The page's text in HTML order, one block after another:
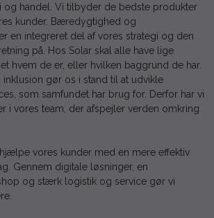
og handel. Vi tilbyder de bedste produkter
kunder. Bæredygtighed og
en integreret del af vores strategi og den
på. Hos Solar skal alle have lige
hvem de er, eller hvilken baggrund de har.
gør os i stand til at udvikle
som samfundet har brug for. Derfor har vi
i vores team, der afspejler verden omkring
vores kunder med en mere effektiv
Gennem digitale løsninger, en
og stærk logistik og service gør vi